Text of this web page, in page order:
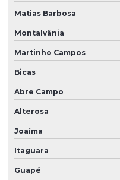
Matias Barbosa
Montalvânia
Martinho Campos
Bicas
Abre Campo
Alterosa
Joaíma
Itaguara
Guapé